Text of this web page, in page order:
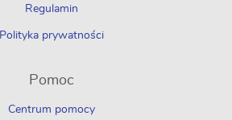
Regulamin
Polityka prywatności
Pomoc
Centrum pomocy